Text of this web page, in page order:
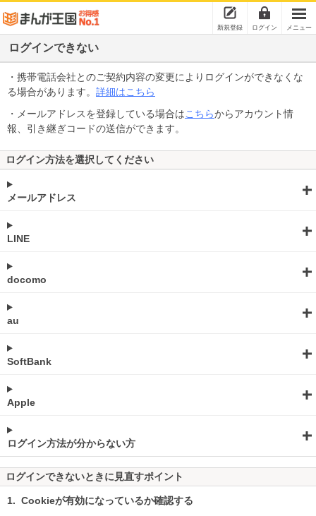
新規登録 ログイン メニュー
ログインできない
・携帯電話会社とのご契約内容の変更によりログインができなくな
る場合があります。 詳細はこちら
・メールアドレスを登録している場合はこちらからアカウント情
報、引き継ぎコードの送信ができます。
ログイン方法を選択してください
メールアドレス
LINE
docomo
au
SoftBank
Apple
ログイン方法が分からない方
ログインできないときに見直すポイント
Cookieが有効になっているか確認する